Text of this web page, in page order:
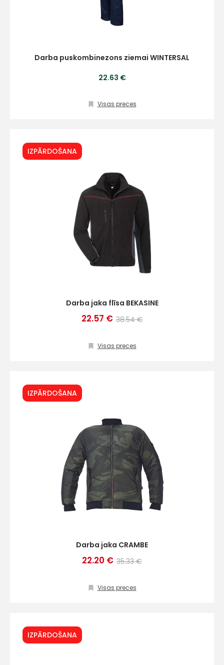
Darba puskombinezons ziemai WINTERSAL
22.63 €
Visas preces
IZPĀRDOŠANA
Darba jaka flīsa BEKASINE
22.57 € 38.54 €
Visas preces
IZPĀRDOŠANA
Darba jaka CRAMBE
22.20 € 35.33 €
Visas preces
IZPĀRDOŠANA